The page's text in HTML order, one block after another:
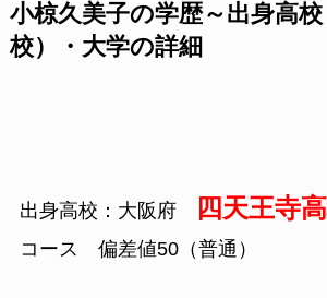
小椋久美子の学歴～出身高
校）・大学の詳細
出身高校：大阪府 四天王寺
コース 偏差値50（普通）